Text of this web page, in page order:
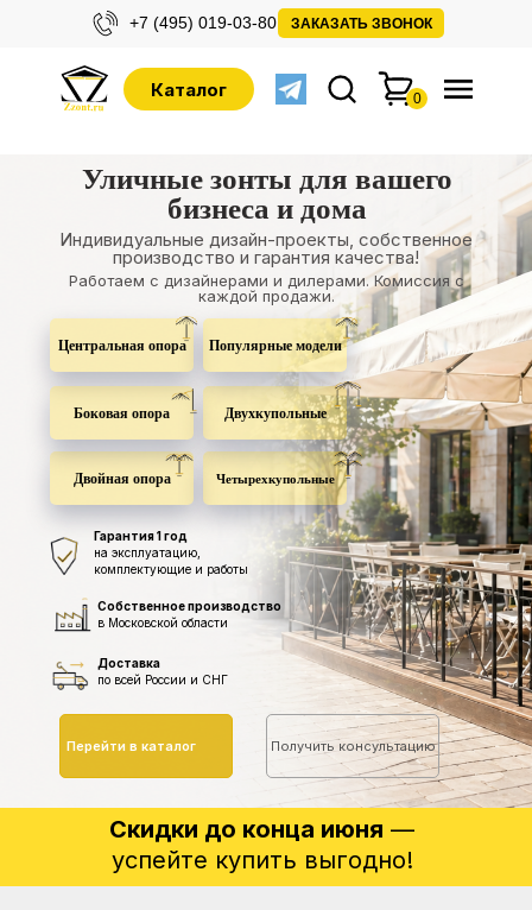
+7 (495) 019-03-80 ЗАКАЗАТЬ ЗВОНОК
0
Каталог
Работаем с дизайнерами и дилерами. Комиссия с
каждой продажи.
Индивидуальные дизайн-проекты, собственное
производство и гарантия качества!
Уличные зонты для вашего
бизнеса и дома
Центральная опора
Четырехкупольные
Двухкупольные
Популярные модели
Двойная опора
Боковая опора
Гарантия 1 год
на эксплуатацию,
комплектующие и работы
Собственное производство
в Московской области
Доставка
по всей России и СНГ
Перейти в каталог Получить консультацию
Скидки до конца июня —
успейте купить выгодно!